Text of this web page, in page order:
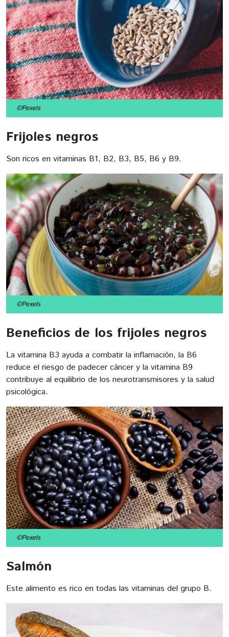
©Pexels
Frijoles negros
Son ricos en vitaminas B1, B2, B3, B5, B6 y B9.
©Pexels
Beneficios de los frijoles negros
La vitamina B3 ayuda a combatir la inflamación, la B6
reduce el riesgo de padecer cáncer y la vitamina B9
contribuye al equilibrio de los neurotransmisores y la salud
psicológica.
©Pexels
Salmón
Este alimento es rico en todas las vitaminas del grupo B.